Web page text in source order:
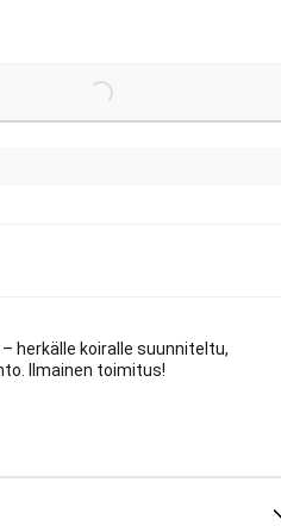
herkälle koiralle suunniteltu,
Ilmainen toimitus!
Loading...